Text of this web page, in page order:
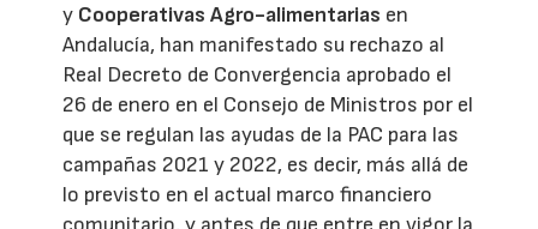
y Cooperativas Agro-alimentarias en
Andalucía, han manifestado su rechazo al
Real Decreto de Convergencia aprobado el
26 de enero en el Consejo de Ministros por el
que se regulan las ayudas de la PAC para las
campañas 2021 y 2022, es decir, más allá de
lo previsto en el actual marco financiero